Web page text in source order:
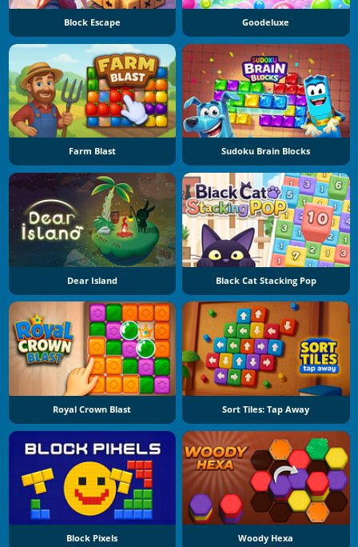
Block Escape Goodeluxe
Farm Blast Sudoku Brain Blocks
Dear Island Black Cat Stacking Pop
Royal Crown Blast Sort Tiles: Tap Away
Block Pixels Woody Hexa